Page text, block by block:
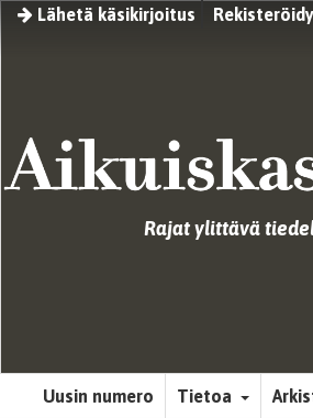
Lähetä käsikirjoitus Rekisteröidy
Rajat ylittävä
Uusin numero Tietoa